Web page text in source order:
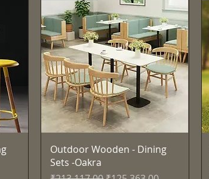
クイックビュー
Outdoor Wooden - Dining
Sets -Oakra